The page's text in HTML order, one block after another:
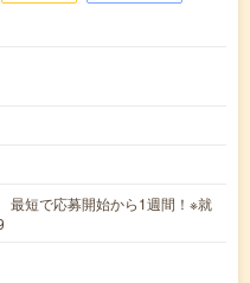
短で応募開始から1週間！※就